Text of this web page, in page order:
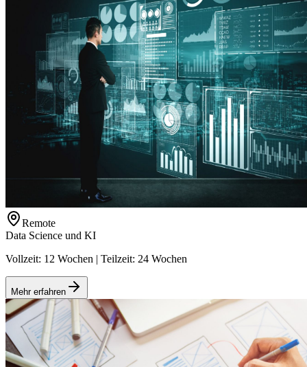
Remote
Data Science und KI
Vollzeit: 12 Wochen | Teilzeit: 24 Wochen
Mehr erfahren